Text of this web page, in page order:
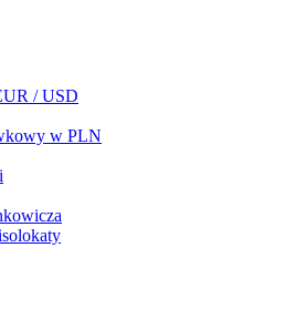
/ USD
w PLN